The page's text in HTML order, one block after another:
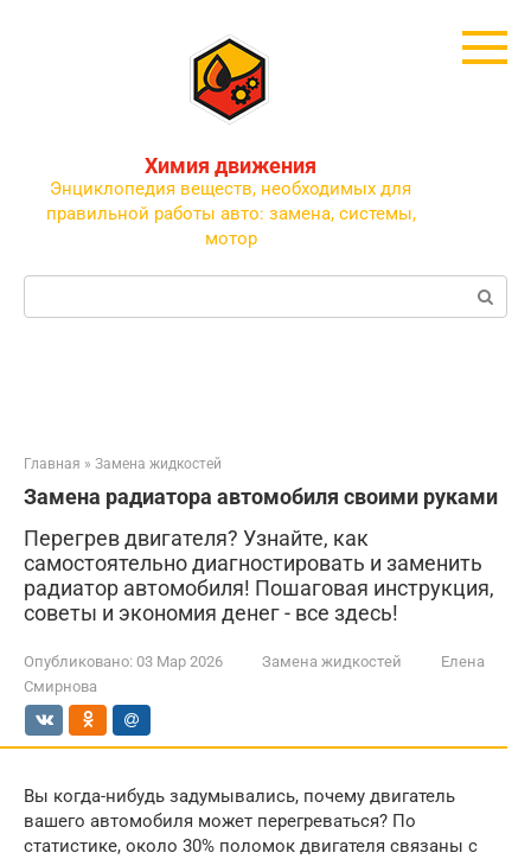
Химия движения
Энциклопедия веществ, необходимых для
правильной работы авто: замена, системы,
мотор
Поиск:
Главная » Замена жидкостей
Замена радиатора автомобиля своими руками
Перегрев двигателя? Узнайте, как
самостоятельно диагностировать и заменить
радиатор автомобиля! Пошаговая инструкция,
советы и экономия денег - все здесь!
Опубликовано: 03 Мар 2026 Замена жидкостей
Елена
Смирнова
Вы когда-нибудь задумывались, почему двигатель
вашего автомобиля может перегреваться? По
статистике, около 30% поломок двигателя связаны с